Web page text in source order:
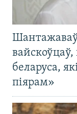
Шантажаваў
беларуса,
піярам»